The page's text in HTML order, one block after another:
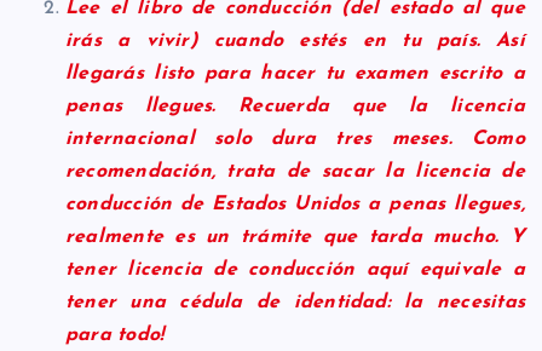
Lee el libro de conducción (del estado al que
irás a vivir) cuando estés en tu país. Así
llegarás listo para hacer tu examen escrito a
penas llegues. Recuerda que la licencia
internacional solo dura tres meses. Como
recomendación, trata de sacar la licencia de
conducción de Estados Unidos a penas llegues,
realmente es un trámite que tarda mucho. Y
tener licencia de conducción aquí equivale a
tener una cédula de identidad: la necesitas
para todo!